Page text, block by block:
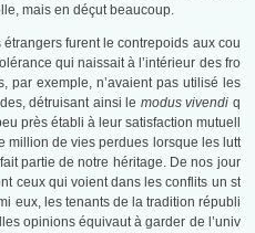
mais en déçut beaucoup.
étrangers furent le contrepoids aux cou
qui naissait à l’intérieur des fro
par exemple, n’avaient pas utilisé les
détruisant ainsi le modus vivendi q
près établi à leur satisfaction mutuell
million de vies perdues lorsque les lutt
partie de notre héritage. De nos jour
ceux qui voient dans les conflits un st
eux, les tenants de la tradition républi
opinions équivaut à garder de l’univ